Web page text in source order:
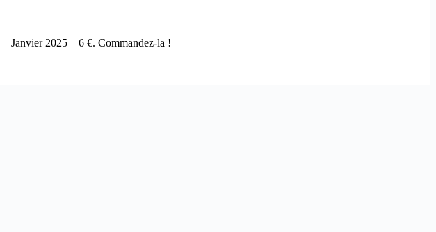
Janvier 2025 – 6 €. Commandez-la !